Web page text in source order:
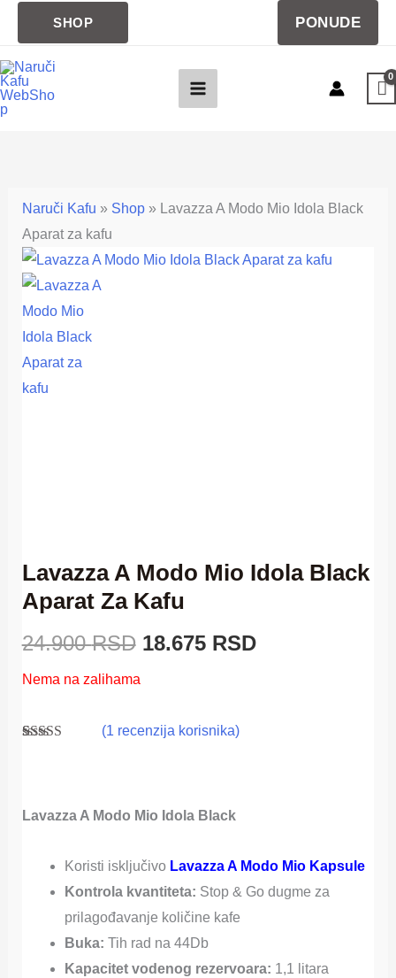
sadržaj
SHOP PONUDE
Naruči Kafu » Shop» Lavazza A Modo Mio Idola Black
Aparat za kafu
Lavazza A Modo Mio Idola Black
Aparat Za Kafu
24.900RSD
Originalna
18.675 RSD
Trenutna
Nema na zalihama
(1 recenzija korisnika)
Lavazza A Modo Mio Idola Black
Koristi isključivo Lavazza A Modo Mio Kapsule
Kontrola kvantiteta: Stop & Go dugme za
prilagođavanje količine kafe
Buka: Tih rad na 44Db
Kapacitet vodenog rezervoara: 1,1 litara